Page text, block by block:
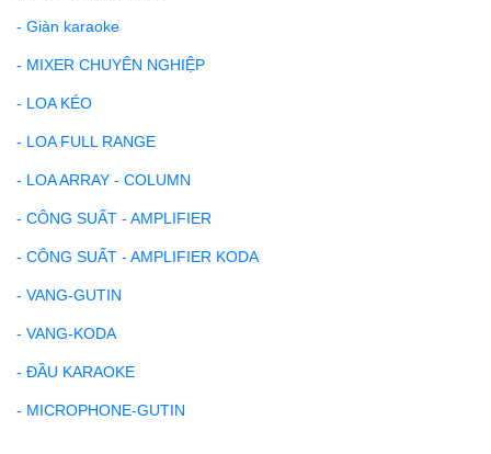
- Giàn karaoke
- MIXER CHUYÊN NGHIỆP
- LOA KÉO
- LOA FULL RANGE
- LOA ARRAY - COLUMN
- CÔNG SUẤT - AMPLIFIER
- CÔNG SUẤT - AMPLIFIER KODA
- VANG-GUTIN
- VANG-KODA
- ĐẦU KARAOKE
- MICROPHONE-GUTIN